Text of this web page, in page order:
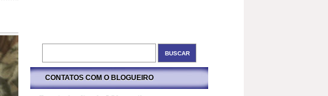
CONTATOS COM O BLOGUEIRO